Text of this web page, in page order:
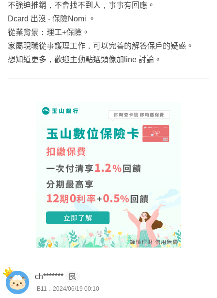
不強迫推銷，不會找不到人，事事有回應。
Dcard 出沒 - 保險Nomi 。
從業背景：理工+保險。
家屬現職從事護理工作，可以完善的解答保戶的疑惑。
想知道更多，歡迎主動點選頭像加line 討論。
ch*******
B11．2024/06/19 00:10